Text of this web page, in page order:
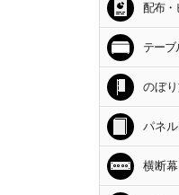
配布・
テーブ
のぼ
パネル
横断